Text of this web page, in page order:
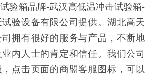
箱品牌-武汉高低温冲击试验箱-
验设备有限公司提供。湖北高天
拥有很好的服务与产品，不断地
内人士的肯定和信任。我们公司
点击页面的商盟客服图标，可以